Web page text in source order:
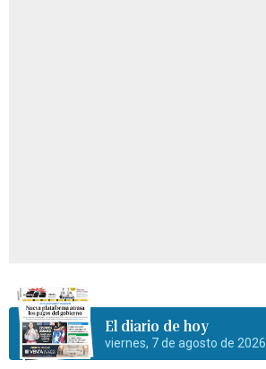
El diario de hoy
viernes, 7 de agosto de 2026